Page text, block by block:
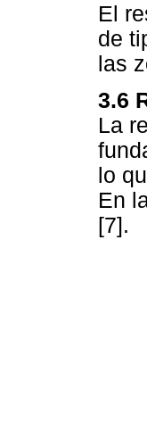
El
de
las
3.6
La
lo
En
[7].